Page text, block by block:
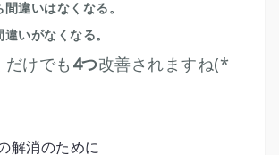
間違いはなくなる。
いがなくなる。
けでも 4つ改善されますね(*
解消のために